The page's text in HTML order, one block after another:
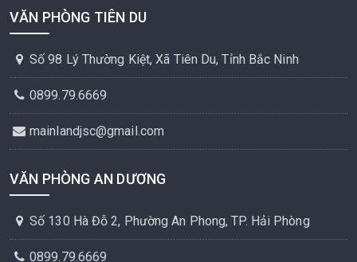
VĂN PHÒNG TIÊN DU
Số 98 Lý Thường Kiệt, Xã Tiên Du, Tỉnh Bắc Ninh
0899.79.6669
mainlandjsc@gmail.com
VĂN PHÒNG AN DƯƠNG
Số 130 Hà Đỗ 2, Phường An Phong, TP. Hải Phòng
0899.79.6669